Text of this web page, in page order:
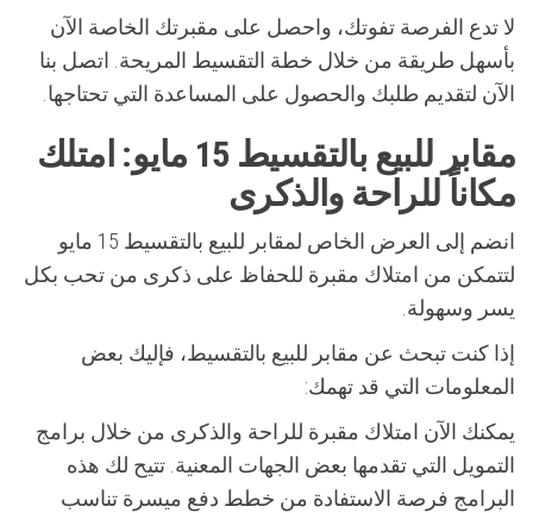
لا تدع الفرصة تفوتك، واحصل على مقبرتك الخاصة الآن
بأسهل طريقة من خلال خطة التقسيط المريحة. اتصل بنا
الآن لتقديم طلبك والحصول على المساعدة التي تحتاجها.
مقابر للبيع بالتقسيط 15 مايو: امتلك
مكاناً للراحة والذكرى
انضم إلى العرض الخاص لمقابر للبيع بالتقسيط 15 مايو
لتتمكن من امتلاك مقبرة للحفاظ على ذكرى من تحب بكل
يسر وسهولة.
إذا كنت تبحث عن مقابر للبيع بالتقسيط، فإليك بعض
المعلومات التي قد تهمك:
يمكنك الآن امتلاك مقبرة للراحة والذكرى من خلال برامج
التمويل التي تقدمها بعض الجهات المعنية. تتيح لك هذه
البرامج فرصة الاستفادة من خطط دفع ميسرة تناسب